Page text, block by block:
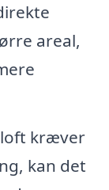
areal,
loft kræver
kan det